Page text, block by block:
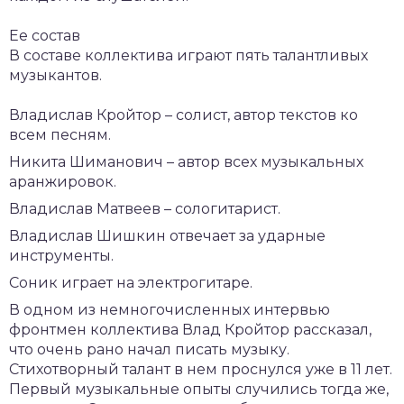
Ее состав
В составе коллектива играют пять талантливых
музыкантов.
Владислав Кройтор – солист, автор текстов ко
всем песням.
Никита Шиманович – автор всех музыкальных
аранжировок.
Владислав Матвеев – сологитарист.
Владислав Шишкин отвечает за ударные
инструменты.
Соник играет на электрогитаре.
В одном из немногочисленных интервью
фронтмен коллектива Влад Кройтор рассказал,
что очень рано начал писать музыку.
Стихотворный талант в нем проснулся уже в 11 лет.
Первый музыкальные опыты случились тогда же,